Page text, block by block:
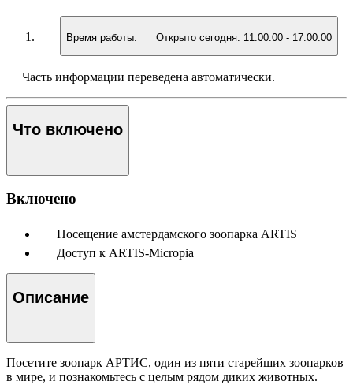
Время работы: Открыто сегодня: 11:00:00 - 17:00:00
Часть информации переведена автоматически.
Что включено
Включено
Посещение амстердамского зоопарка ARTIS
Доступ к ARTIS-Micropia
Описание
Посетите зоопарк АРТИС, один из пяти старейших зоопарков
в мире, и познакомьтесь с целым рядом диких животных.